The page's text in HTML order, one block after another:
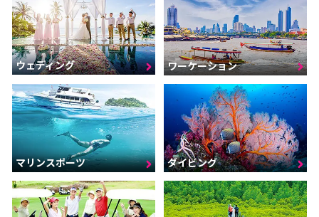
ウェディング ワーケーション
マリンスポーツ ダイビング